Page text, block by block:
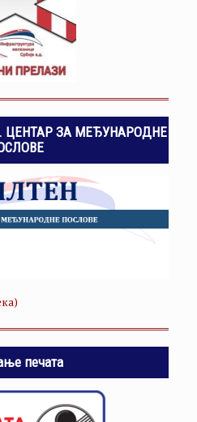
ЦЕНТАР ЗА МЕЂУНАРОДНЕ
печата